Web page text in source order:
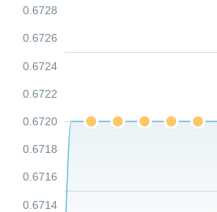
0.6714
0.6716
0.6718
0.6720
0.6722
0.6724
0.6726
0.6728